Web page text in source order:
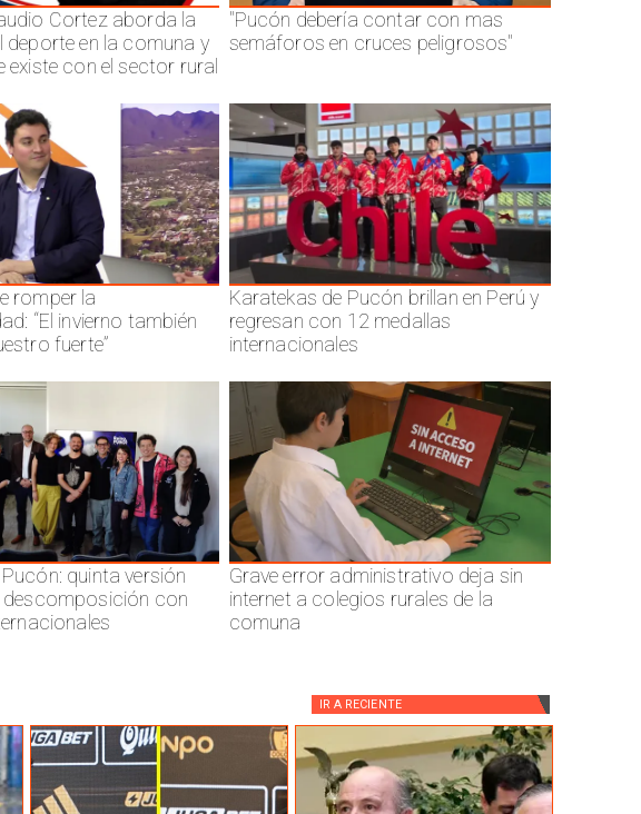
Cortez aborda la
deporte en la comuna y
existe con el sector rural
"Pucón debería contar con mas
semáforos en cruces peligrosos"
romper la
“El invierno también
fuerte”
Karatekas de Pucón brillan en Perú y
regresan con 12 medallas
internacionales
quinta versión
descomposición con
Grave error administrativo deja sin
internet a colegios rurales de la
comuna
IR A RECIENTE